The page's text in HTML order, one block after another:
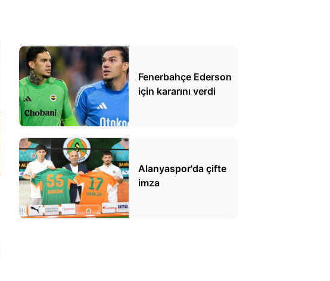
Fenerbahçe Ederson
için kararını verdi
Alanyaspor'da çifte
imza